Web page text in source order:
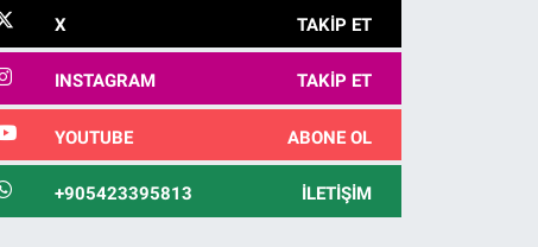
X TAKIP ET
INSTAGRAM TAKIP ET
YOUTUBE ABONE OL
+905423395813 İLETIŞIM